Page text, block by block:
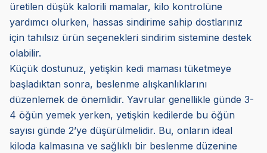
üretilen düşük kalorili mamalar, kilo kontrolüne
yardımcı olurken, hassas sindirime sahip dostlarınız
için tahılsız ürün seçenekleri sindirim sistemine destek
olabilir.
Küçük dostunuz, yetişkin kedi maması tüketmeye
başladıktan sonra, beslenme alışkanlıklarını
düzenlemek de önemlidir. Yavrular genellikle günde 3-
4 öğün yemek yerken, yetişkin kedilerde bu öğün
sayısı günde 2’ye düşürülmelidir. Bu, onların ideal
kiloda kalmasına ve sağlıklı bir beslenme düzenine